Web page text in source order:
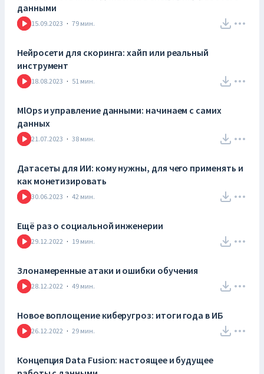
данными
15.09.2023 · 79 мин.
Нейросети для скоринга: хайп или реальный
инструмент
18.08.2023 · 51 мин.
MlOps и управление данными: начинаем с самих
данных
21.07.2023 · 38 мин.
Датасеты для ИИ: кому нужны, для чего применять и
как монетизировать
30.06.2023 · 42 мин.
Ещё раз о социальной инженерии
29.12.2022 · 19 мин.
Злонамеренные атаки и ошибки обучения
28.12.2022 · 49 мин.
Новое воплощение киберугроз: итоги года в ИБ
26.12.2022 · 29 мин.
Концепция Data Fusion: настоящее и будущее